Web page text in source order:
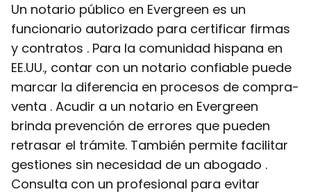
Un notario público en Evergreen es un
funcionario autorizado para certificar firmas
y contratos . Para la comunidad hispana en
EE.UU., contar con un notario confiable puede
marcar la diferencia en procesos de compra-
venta . Acudir a un notario en Evergreen
brinda prevención de errores que pueden
retrasar el trámite. También permite facilitar
gestiones sin necesidad de un abogado .
Consulta con un profesional para evitar